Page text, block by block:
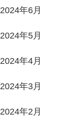
2024年6月
2024年5月
2024年4月
2024年3月
2024年2月